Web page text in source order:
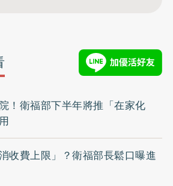
！衛福部下半年將推「在家化
收費上限」？衛福部長鬆口曝進